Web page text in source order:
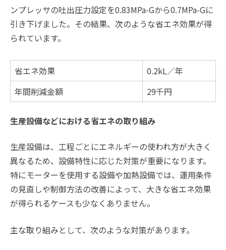
ンプレッサの吐出圧力設定を0.83MPa-Gから0.7MPa-Gに
引き下げました。その結果、次のような省エネ効果が得
られています。
省エネ効果
0.2kL／年
年間削減金額
29千円
生産設備などにおける省エネの取り組み
生産設備は、工程ごとにエネルギーの使われ方が大きく
異なるため、設備特性に応じた対策が重要になります。
特にモーターを使用する設備や加熱設備では、運用条件
の見直しや制御方法の改善によって、大きな省エネ効果
が得られるケースも少なくありません。
主な取り組みとして、次のような対策があります。